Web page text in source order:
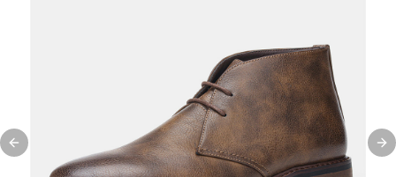
Previous slide